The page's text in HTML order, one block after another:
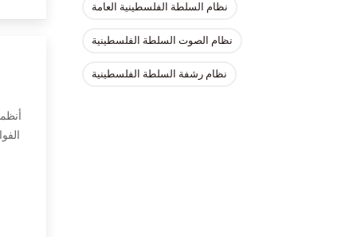
نظام السلطة الفلسطينية العامة
نظام الصوت السلطة الفلسطينية
نظام رشفة السلطة الفلسطينية